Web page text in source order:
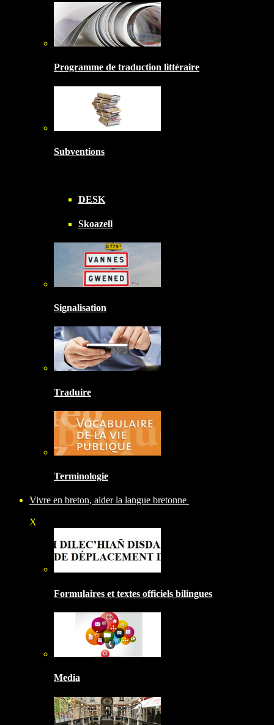
Programme de traduction littéraire
Subventions
DESK
Skoazell
Signalisation
Traduire
Terminologie
Vivre en breton, aider la langue bretonne
X
Formulaires et textes officiels bilingues
Media